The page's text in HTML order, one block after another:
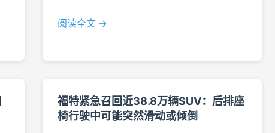
阅读全文 →
福特紧急召回近38.8万辆SUV：后排座
椅行驶中可能突然滑动或倾倒